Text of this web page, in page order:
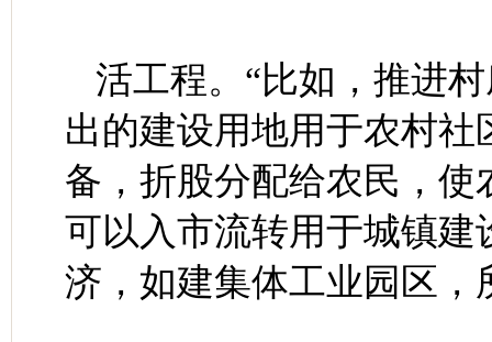
活工程。“比如，推进
出的建设用地用于农村
备，折股分配给农民，
可以入市流转用于城镇
济，如建集体工业园区，